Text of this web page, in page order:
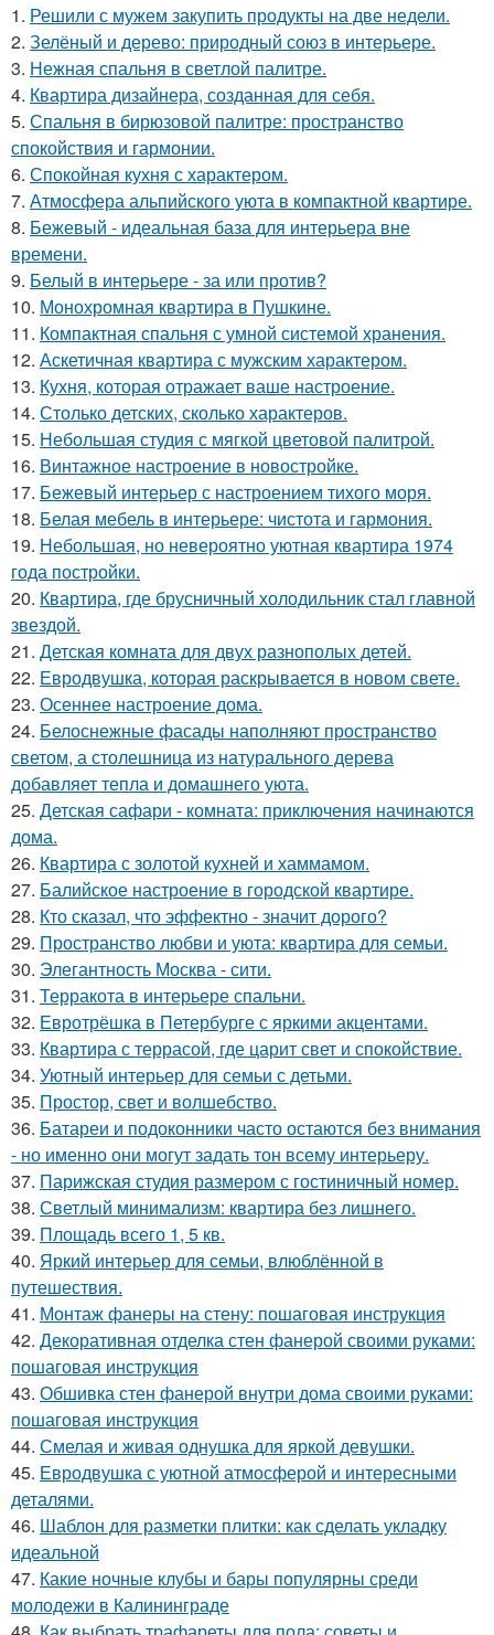
1. Решили с мужем закупить продукты на две недели.
2. Зелёный и дерево: природный союз в интерьере.
3. Нежная спальня в светлой палитре.
4. Квартира дизайнера, созданная для себя.
5. Спальня в бирюзовой палитре: пространство
спокойствия и гармонии.
6. Спокойная кухня с характером.
7. Атмосфера альпийского уюта в компактной квартире.
8. Бежевый - идеальная база для интерьера вне
времени.
9. Белый в интерьере - за или против?
10. Монохромная квартира в Пушкине.
11. Компактная спальня с умной системой хранения.
12. Аскетичная квартира с мужским характером.
13. Кухня, которая отражает ваше настроение.
14. Столько детских, сколько характеров.
15. Небольшая студия с мягкой цветовой палитрой.
16. Винтажное настроение в новостройке.
17. Бежевый интерьер с настроением тихого моря.
18. Белая мебель в интерьере: чистота и гармония.
19. Небольшая, но невероятно уютная квартира 1974
года постройки.
20. Квартира, где брусничный холодильник стал главной
звездой.
21. Детская комната для двух разнополых детей.
22. Евродвушка, которая раскрывается в новом свете.
23. Осеннее настроение дома.
24. Белоснежные фасады наполняют пространство
светом, а столешница из натурального дерева
добавляет тепла и домашнего уюта.
25. Детская сафари - комната: приключения начинаются
дома.
26. Квартира с золотой кухней и хаммамом.
27. Балийское настроение в городской квартире.
28. Кто сказал, что эффектно - значит дорого?
29. Пространство любви и уюта: квартира для семьи.
30. Элегантность Москва - сити.
31. Терракота в интерьере спальни.
32. Евротрёшка в Петербурге с яркими акцентами.
33. Квартира с террасой, где царит свет и спокойствие.
34. Уютный интерьер для семьи с детьми.
35. Простор, свет и волшебство.
36. Батареи и подоконники часто остаются без внимания
- но именно они могут задать тон всему интерьеру.
37. Парижская студия размером с гостиничный номер.
38. Светлый минимализм: квартира без лишнего.
39. Площадь всего 1, 5 кв.
40. Яркий интерьер для семьи, влюблённой в
путешествия.
41. Монтаж фанеры на стену: пошаговая инструкция
42. Декоративная отделка стен фанерой своими руками:
пошаговая инструкция
43. Обшивка стен фанерой внутри дома своими руками:
пошаговая инструкция
44. Смелая и живая однушка для яркой девушки.
45. Евродвушка с уютной атмосферой и интересными
деталями.
46. Шаблон для разметки плитки: как сделать укладку
идеальной
47. Какие ночные клубы и бары популярны среди
молодежи в Калининграде